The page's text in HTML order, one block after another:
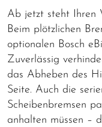
Ab jetzt steht Ihren
Beim plötzlichen
optionalen Bosch
Zuverlässig
das Abheben des
Seite. Auch die
Scheibenbremsen
anhalten müssen –